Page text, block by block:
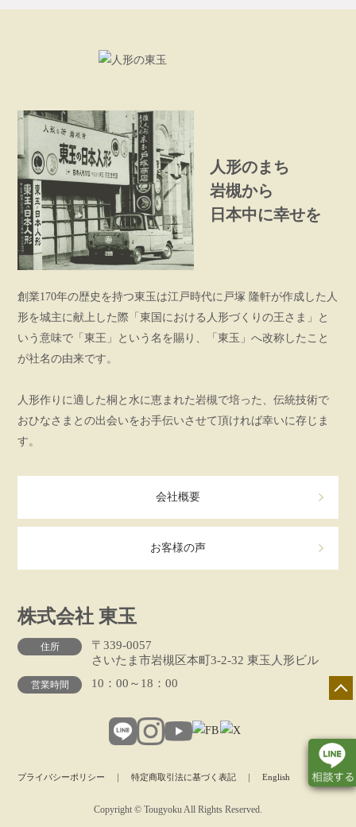
人形のまち
岩槻から
日本中に幸せを
創業170年の歴史を持つ東玉は江戸時代に戸塚 隆軒が作成した人
形を城主に献上した際「東国における人形づくりの王さま」と
いう意味で「東王」という名を賜り、「東玉」へ改称したこと
が社名の由来です。
人形作りに適した桐と水に恵まれた岩槻で培った、伝統技術で
おひなさまとの出会いをお手伝いさせて頂ければ幸いに存じま
す。
会社概要
お客様の声
株式会社 東玉
住所
〒339-0057
さいたま市岩槻区本町3-2-32 東玉人形ビル
営業時間 10：00～18：00
プライバシーポリシー ｜特定商取引法に基づく表記 ｜English
Copyright © Tougyoku All Rights Reserved.